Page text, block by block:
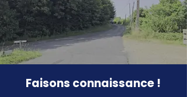
Faisons connaissance !